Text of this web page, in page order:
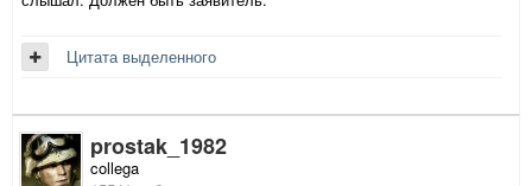
Цитата выделенного
prostak_1982
collega